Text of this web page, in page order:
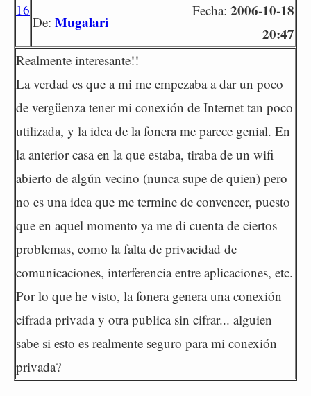
16
De: Mugalari
Fecha: 2006-10-18
20:47
Realmente interesante!!
La verdad es que a mi me empezaba a dar un poco
de vergüenza tener mi conexión de Internet tan poco
utilizada, y la idea de la fonera me parece genial. En
la anterior casa en la que estaba, tiraba de un wifi
abierto de algún vecino (nunca supe de quien) pero
no es una idea que me termine de convencer, puesto
que en aquel momento ya me di cuenta de ciertos
problemas, como la falta de privacidad de
comunicaciones, interferencia entre aplicaciones, etc.
Por lo que he visto, la fonera genera una conexión
cifrada privada y otra publica sin cifrar... alguien
sabe si esto es realmente seguro para mi conexión
privada?